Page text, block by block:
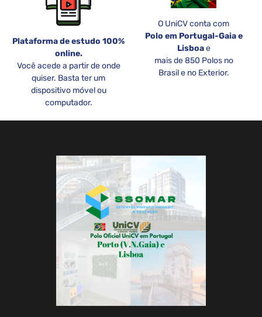
Plataforma de estudo 100%
online.
Você acede a partir de onde
quiser. Basta ter um
dispositivo móvel ou
computador.
O UniCV conta com
Polo em Portugal-Gaia e
Lisboae
mais de 850 Polos no
Brasil e no Exterior.